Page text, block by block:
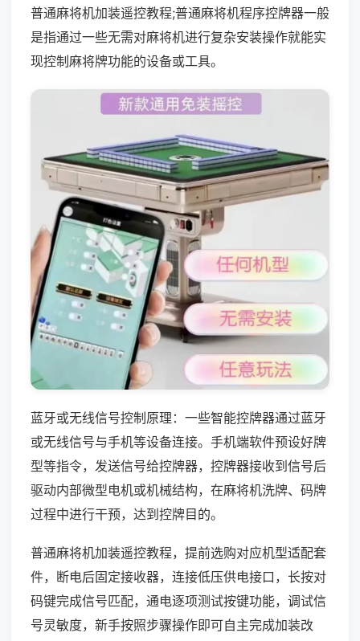
普通麻将机加装遥控教程;普通麻将机程序控牌器一般
是指通过一些无需对麻将机进行复杂安装操作就能实
现控制麻将牌功能的设备或工具。
蓝牙或无线信号控制原理：一些智能控牌器通过蓝牙
或无线信号与手机等设备连接。手机端软件预设好牌
型等指令，发送信号给控牌器，控牌器接收到信号后
驱动内部微型电机或机械结构，在麻将机洗牌、码牌
过程中进行干预，达到控牌目的。
普通麻将机加装遥控教程，提前选购对应机型适配套
件，断电后固定接收器，连接低压供电接口，长按对
码键完成信号匹配，通电逐项测试按键功能，调试信
号灵敏度，新手按照步骤操作即可自主完成加装改